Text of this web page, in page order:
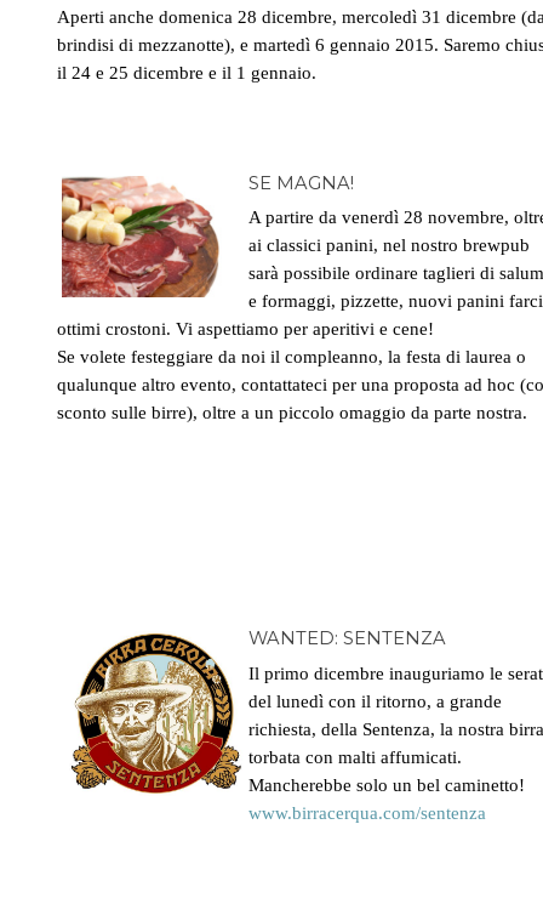
Aperti anche domenica 28 dicembre, mercoledì 31 dicembre
brindisi di mezzanotte), e martedì 6 gennaio 2015. Saremo
il 24 e 25 dicembre e il 1 gennaio.
SE MAGNA!
A partire da venerdì 28 novembre,
ai classici panini, nel nostro brewpub
sarà possibile ordinare taglieri di
e formaggi, pizzette, nuovi panini
ottimi crostoni. Vi aspettiamo per aperitivi e cene!
Se volete festeggiare da noi il compleanno, la festa di laurea o
qualunque altro evento, contattateci per una proposta ad hoc
sconto sulle birre), oltre a un piccolo omaggio da parte nostra.
WANTED: SENTENZA
Il primo dicembre inauguriamo le
del lunedì con il ritorno, a grande
richiesta, della Sentenza, la nostra
torbata con malti affumicati.
Mancherebbe solo un bel caminetto!
www.birracerqua.com/sentenza